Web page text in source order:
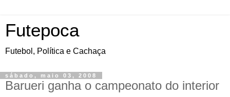
Futepoca
Futebol, Política e Cachaça
sábado, maio 03, 2008
Barueri ganha o campeonato do interior